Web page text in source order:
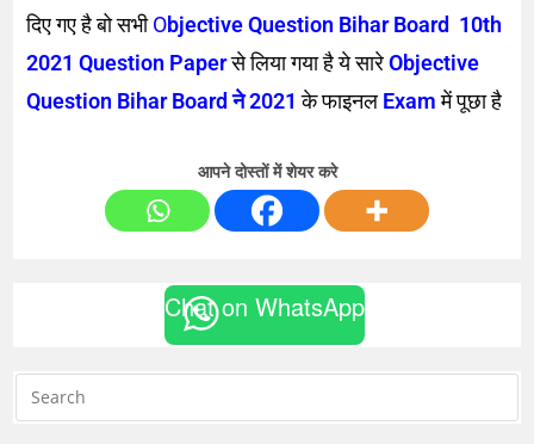
दिए गए है बो सभीObjective Question Bihar Board 10th
2021 Question Paperसे लिया गया है ये सारेObjective
Question Bihar Board ने 2021 के फाइनल Exam में पूछा है
आपने दोस्तों में शेयर करे
Chat on WhatsApp